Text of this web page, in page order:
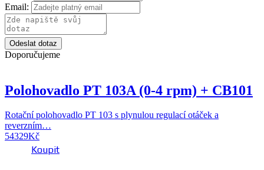
Email:
Odeslat dotaz
Doporučujeme
Polohovadlo PT 103A (0-4 rpm) + CB101
Rotační polohovadlo PT 103 s plynulou regulací otáček a
reverzním…
54329Kč
Koupit